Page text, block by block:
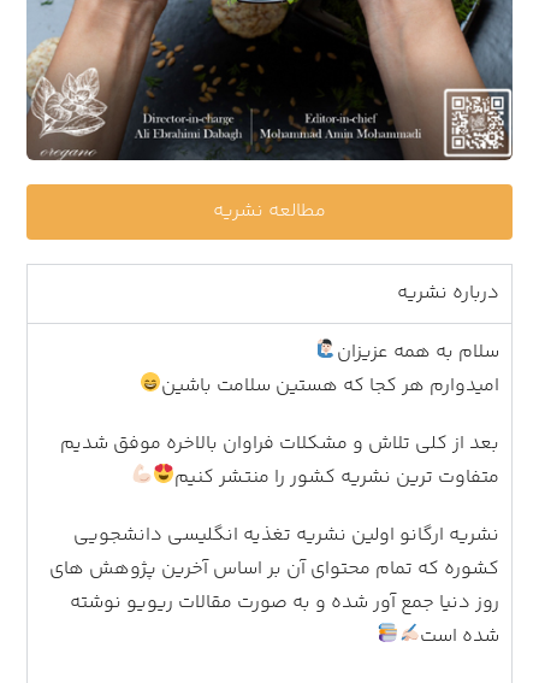
مطالعه نشریه
درباره نشریه
سلام به همه عزیزان
امیدوارم هر کجا که هستین سلامت باشین
بعد از کلی تلاش و مشکلات فراوان بالاخره موفق شدیم
متفاوت ترین نشریه کشور را منتشر کنیم
نشریه ارگانو اولین نشریه تغذیه انگلیسی دانشجویی
کشوره که تمام محتوای آن بر اساس آخرین پژوهش های
روز دنیا جمع آور شده و به صورت مقالات ریویو نوشته
شده است